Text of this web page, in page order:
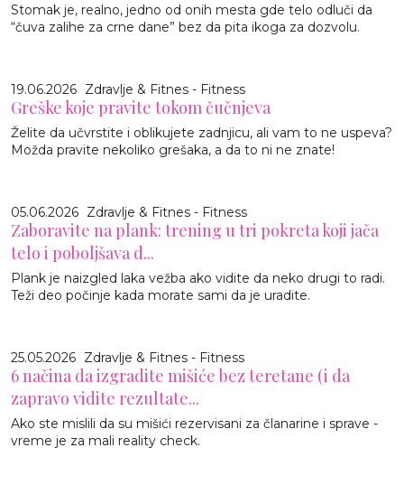
Stomak je, realno, jedno od onih mesta gde telo odluči da
“čuva zalihe za crne dane” bez da pita ikoga za dozvolu.
19.06.2026 Zdravlje & Fitnes - Fitness
Greške koje pravite tokom čučnjeva
Želite da učvrstite i oblikujete zadnjicu, ali vam to ne uspeva?
Možda pravite nekoliko grešaka, a da to ni ne znate!
05.06.2026 Zdravlje & Fitnes - Fitness
Zaboravite na plank: trening u tri pokreta koji jača
telo i poboljšava d...
Plank je naizgled laka vežba ako vidite da neko drugi to radi.
Teži deo počinje kada morate sami da je uradite.
25.05.2026 Zdravlje & Fitnes - Fitness
6 načina da izgradite mišiće bez teretane (i da
zapravo vidite rezultate...
Ako ste mislili da su mišići rezervisani za članarine i sprave -
vreme je za mali reality check.